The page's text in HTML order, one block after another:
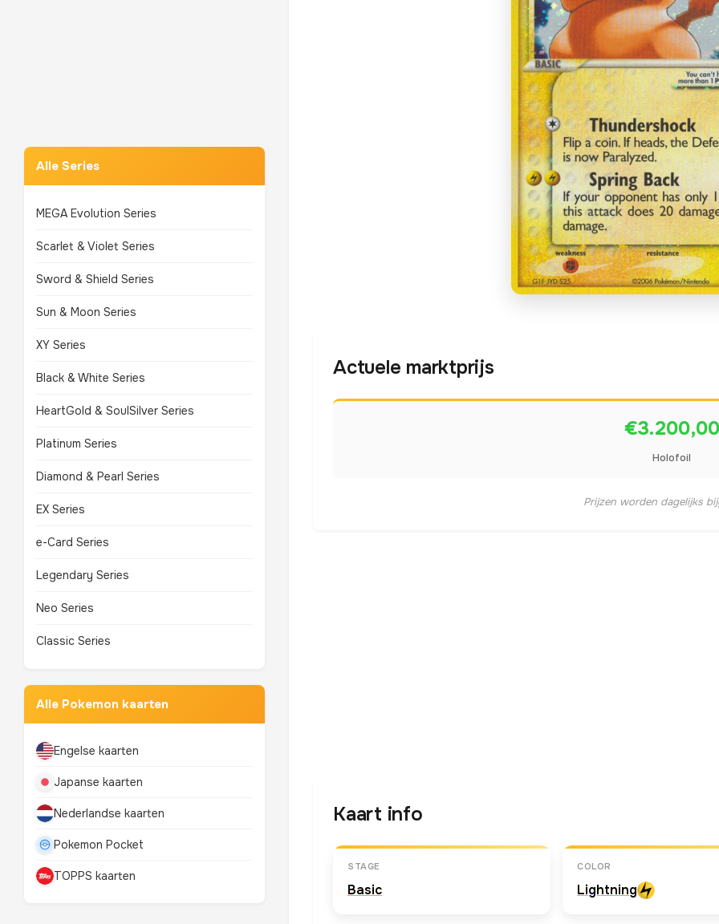
Alle Series
MEGA Evolution Series
Scarlet & Violet Series
Sword & Shield Series
Sun & Moon Series
XY Series
Black & White Series
HeartGold & SoulSilver Series
Platinum Series
Diamond & Pearl Series
EX Series
e-Card Series
Legendary Series
Neo Series
Classic Series
Alle Pokemon kaarten
Engelse kaarten
Japanse kaarten
Nederlandse kaarten
Pokemon Pocket
TOPPS kaarten
Actuele marktprijs
€3.200,00
Holofoil
Prijzen worden dagelijks
Kaart info
STAGE
Basic
COLOR
Lightning